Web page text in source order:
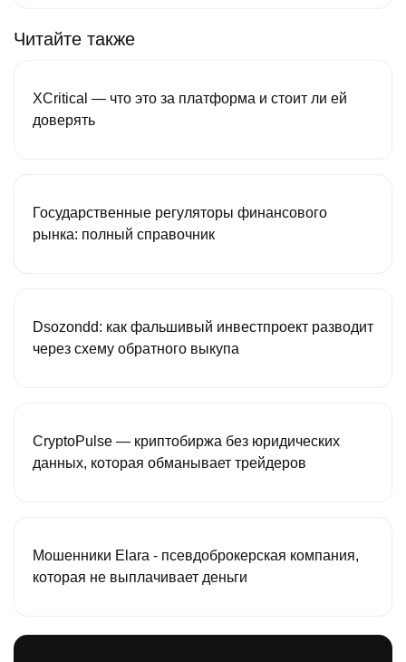
Читайте также
XCritical — что это за платформа и стоит ли ей
доверять
Государственные регуляторы финансового
рынка: полный справочник
Dsozondd: как фальшивый инвестпроект разводит
через схему обратного выкупа
CryptoPulse — криптобиржа без юридических
данных, которая обманывает трейдеров
Мошенники Elara - псевдоброкерская компания,
которая не выплачивает деньги